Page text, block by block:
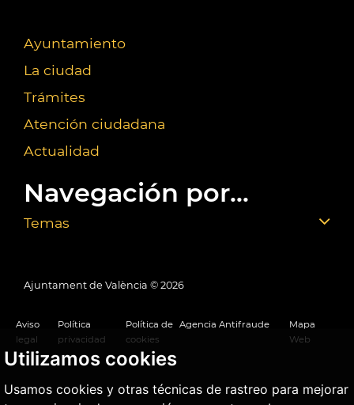
Utilizamos cookies
Usamos cookies y otras técnicas de rastreo para mejorar
Ayuntamiento
La ciudad
Trámites
Atención ciudadana
Actualidad
Navegación por...
Temas
Ajuntament de València © 2026
Aviso
legal
Política
privacidad
Política de
cookies
Agencia Antifraude
Mapa
Web